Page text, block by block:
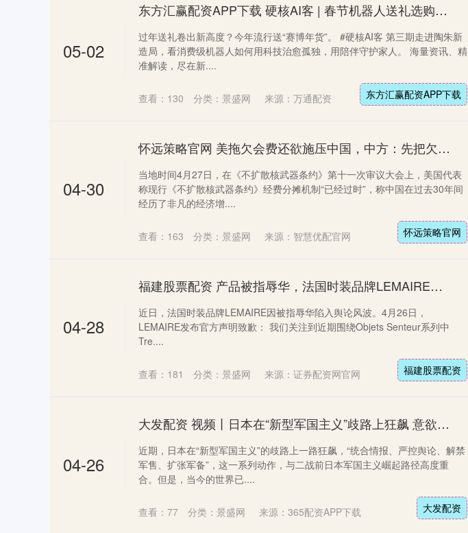
05-02
东方汇赢配资APP下载 硬核AI客 | 春节机器人送礼选购指南
过年送礼卷出新高度？今年流行送“赛博年货”。 #硬核AI客 第三期走进陶朱新
造局，看消费级机器人如何用科技治愈孤独，用陪伴守护家人。 海量资讯、精
准解读，尽在新....
东方汇赢配资APP下载
来源：万通配资
查看： 130 分类： 景盛网
04-30
怀远策略官网 美拖欠会费还欲施压中国，中方：先把欠费缴清再说话
当地时间4月27日，在《不扩散核武器条约》第十一次审议大会上，美国代表
称现行《不扩散核武器条约》经费分摊机制“已经过时”，称中国在过去30年间
经历了非凡的经济增....
怀远策略官网
来源：智慧优配官网
查看： 163 分类： 景盛网
04-28
福建股票配资 产品被指辱华，法国时装品牌LEMAIRE道歉
近日，法国时装品牌LEMAIRE因被指辱华陷入舆论风波。4月26日，
LEMAIRE发布官方声明致歉： 我们关注到近期围绕Objets Senteur系列中
Tre....
福建股票配资
来源：证券配资网官网
查看： 181 分类： 景盛网
04-26
大发配资 视频丨日本在“新型军国主义”歧路上狂飙 意欲何为？专家分析→
近期，日本在“新型军国主义”的歧路上一路狂飙，“统合情报、严控舆论、解禁
军售、扩张军备”，这一系列动作，与二战前日本军国主义崛起路径高度重
合。但是，当今的世界已....
大发配资
来源：365配资APP下载
查看： 77 分类： 景盛网